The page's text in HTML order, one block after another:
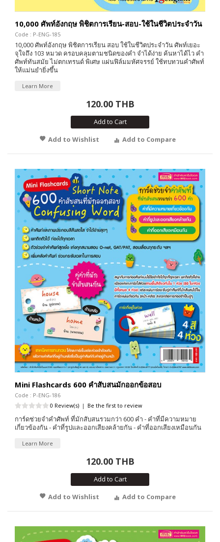
10,000 ศัพท์อังกฤษ พิชิตการเรียน-สอบ-ใช้ในชีวิตประจำวัน
Code : P-ENG-185
10,000 ศัพท์อังกฤษ พิชิตการเรียน สอบ ใช้ในชีวิตประจำวัน ศัพท์เยอะ
จุใจถึง 103 หมวด ครอบคลุมตามชนิดของคำ จำได้ง่าย ค้นหาได้ไว คำ
ศัพท์ทันสมัย ไม่ตกเทรนด์ พิเศษ แผ่นฟิล์มมหัศจรรย์ ใช้ทบทวนคำศัพท์
ให้แม่นยำยิ่งขึ้น
Learn More
120.00 THB
Add to Cart
Add to Wishlist
Add to Compare
Mini Flashcards 600 คำสับสนมักออกข้อสอบ
Code : P-ENG-186
0 Review(s) | Be the first to review
การ์ดช่วยจำคำศัพท์ ที่มักสับสนรวมกว่า 600 คำ - คำที่มีความหมาย
เกี่ยวข้องกัน - คำที่รูปและออกเสียงคล้ายกัน - คำที่ออกเสียงเหมือนกัน
Learn More
120.00 THB
Add to Cart
Add to Wishlist
Add to Compare